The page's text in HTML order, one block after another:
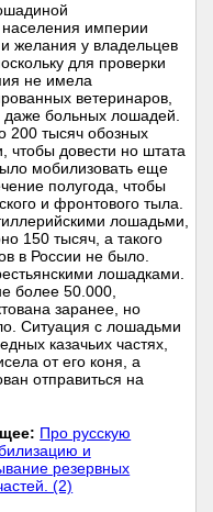
империи
желания у владельцев
для проверки
не имела
ветеринаров,
даже больных лошадей.
200 тысяч обозных
довести но штата
мобилизовать еще
полугода, чтобы
и фронтового тыла.
лошадьми,
150 тысяч, а такого
в России не было.
лошадками.
более 50.000,
заранее, но
Ситуация с лошадьми
казачьих частях,
от его коня, а
отправиться на
Про русскую
и
резервных
(2)